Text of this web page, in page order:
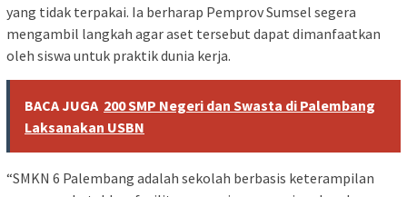
yang tidak terpakai. Ia berharap Pemprov Sumsel segera
mengambil langkah agar aset tersebut dapat dimanfaatkan
oleh siswa untuk praktik dunia kerja.
BACA JUGA 200 SMP Negeri dan Swasta di Palembang
Laksanakan USBN
“SMKN 6 Palembang adalah sekolah berbasis keterampilan